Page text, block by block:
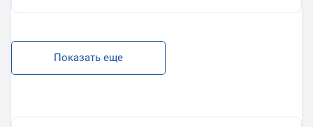
Показать еще